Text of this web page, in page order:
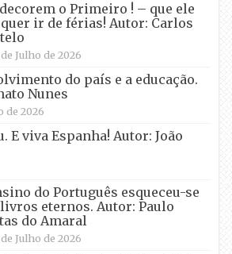
o Primeiro ! – que ele
ir de férias! Autor: Carlos
Julho de 2026
do país e a educação.
Nunes
de 2026
E viva Espanha! Autor: João
do Português esqueceu-se
eternos. Autor: Paulo
do Amaral
Julho de 2026